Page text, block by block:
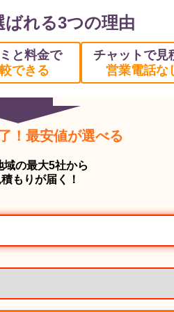
れる3つの理由
と料金で
できる
チャットで見
営業電話な
！最安値が選べる
域の最大5社から
もりが届く！